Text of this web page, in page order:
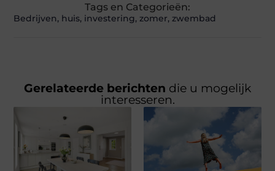
Tags en Categorieën:
Bedrijven, huis, investering,zomer,zwembad
Gerelateerde berichten die u mogelijk
interesseren.